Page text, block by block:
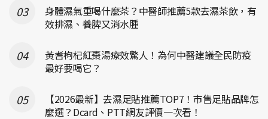
身體濕氣重喝什麼茶？中醫師推薦5款去濕茶飲，有
效排濕、養脾又消水腫
黃耆枸杞紅棗湯療效驚人！為何中醫建議全民防疫
最好要喝它？
【2026最新】去濕足貼推薦TOP7！市售足貼品牌怎
麼選？Dcard、PTT網友評價一次看！